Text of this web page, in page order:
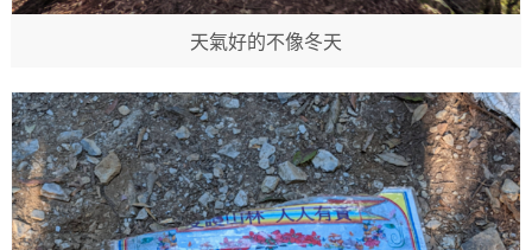
天氣好的不像冬天